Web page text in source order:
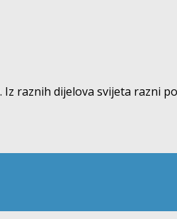
raznih dijelova svijeta razni